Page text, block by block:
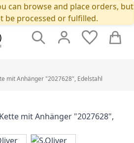
can browse and place orders, but
be processed or fulfilled.
Suche
Cart
mit Anhänger "2027628", Edelstahl